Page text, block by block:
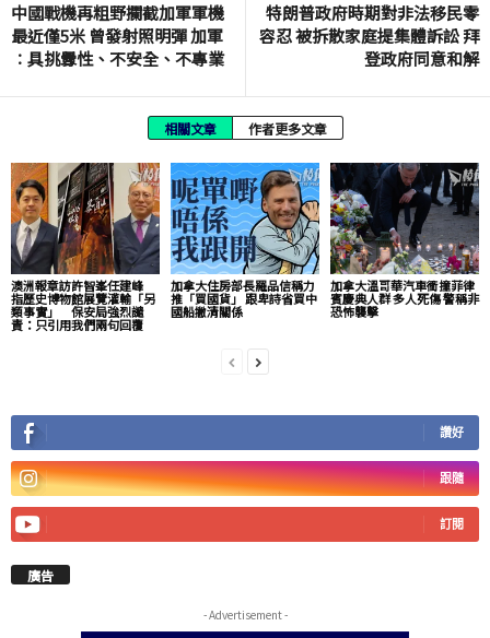
中國戰機再粗野攔截加軍軍機
最近僅5米 曾發射照明彈 加軍
︰具挑釁性、不安全、不專業
特朗普政府時期對非法移民零
容忍 被拆散家庭提集體訴訟 拜
登政府同意和解
相關文章 作者更多文章
澳洲報章訪許智峯任建峰
指歷史博物館展覽灌輸「另
類事實」 保安局強烈譴
責：只引用我們兩句回覆
加拿大住房部長羅品信稱力
推「買國貨」 跟卑詩省買中
國船撇清關係
加拿大溫哥華汽車衝撞菲律
賓慶典人群 多人死傷 警稱非
恐怖襲擊
讚好
跟隨
訂閱
廣告
- Advertisement -